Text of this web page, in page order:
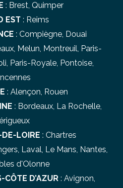
: Brest, Quimper
EST : Reims
: Compiègne, Douai
, Melun, Montreuil, Paris-
, Paris-Royale, Pontoise,
: Alençon, Rouen
: Bordeaux, La Rochelle,
LOIRE : Chartres
, Laval, Le Mans, Nantes,
d'Olonne
CÔTE D’AZUR: Avignon,